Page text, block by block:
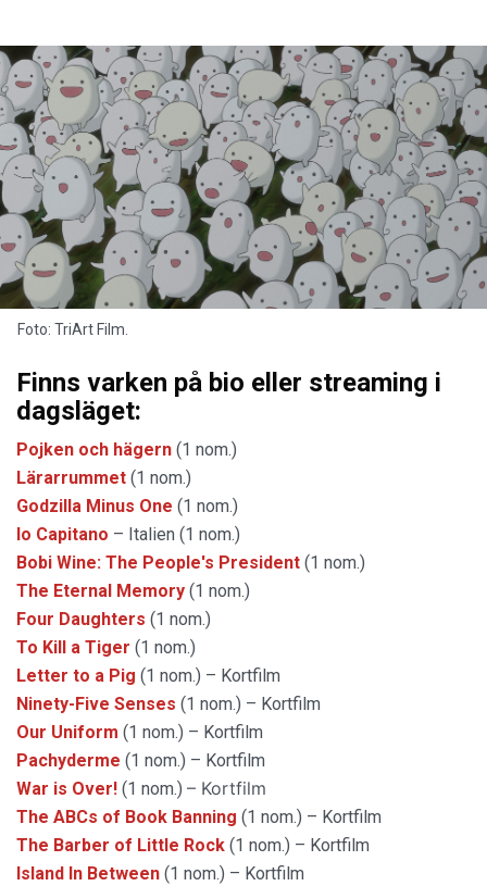
Foto: TriArt Film.
Finns varken på bio eller streaming i
dagsläget:
Pojken och hägern (1 nom.)
Lärarrummet (1 nom.)
Godzilla Minus One (1 nom.)
Io Capitano – Italien (1 nom.)
Bobi Wine: The People's President (1 nom.)
The Eternal Memory (1 nom.)
Four Daughters (1 nom.)
To Kill a Tiger (1 nom.)
Letter to a Pig (1 nom.) – Kortfilm
Ninety-Five Senses (1 nom.) – Kortfilm
Our Uniform (1 nom.) – Kortfilm
Pachyderme (1 nom.) – Kortfilm
War is Over! (1 nom.) – Kortfilm
The ABCs of Book Banning (1 nom.) – Kortfilm
The Barber of Little Rock (1 nom.) – Kortfilm
Island In Between (1 nom.) – Kortfilm